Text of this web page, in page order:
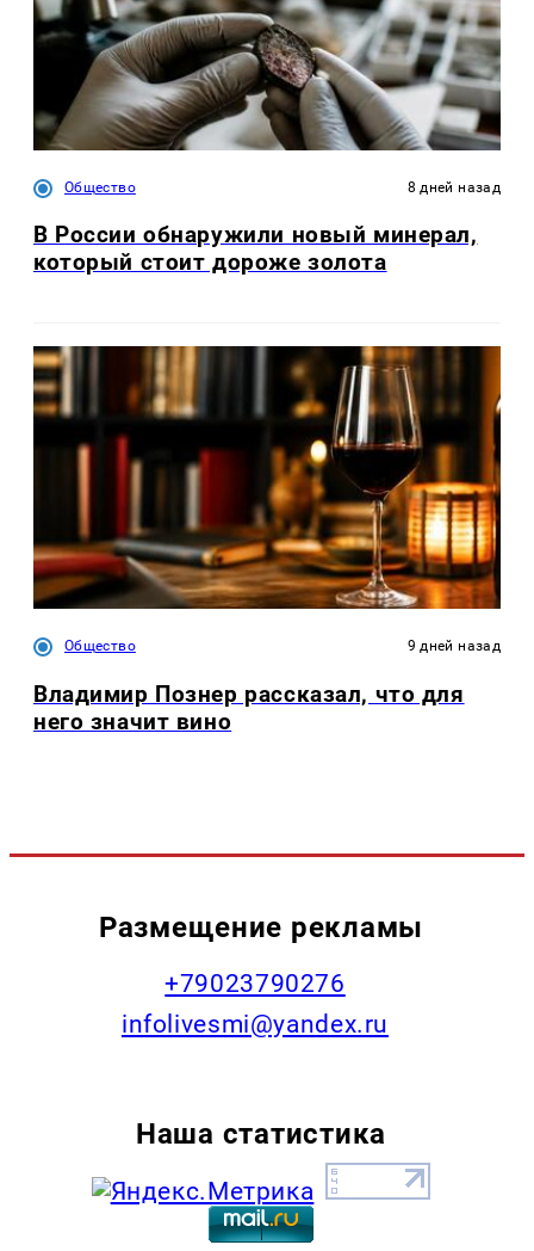
Общество 8 дней назад
В России обнаружили новый минерал,
который стоит дороже золота
Общество 9 дней назад
Владимир Познер рассказал, что для
него значит вино
Размещение рекламы
+79023790276
infolivesmi@yandex.ru
Наша статистика